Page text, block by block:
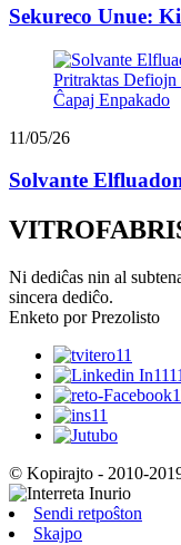
Sekureco Unue:
11/05/26
Solvante
Ni dediĉas nin al
sincera dediĉo.
Enketo por Prezolisto
© Kopirajto - 2010-
Sendi retpoŝton
Skajpo